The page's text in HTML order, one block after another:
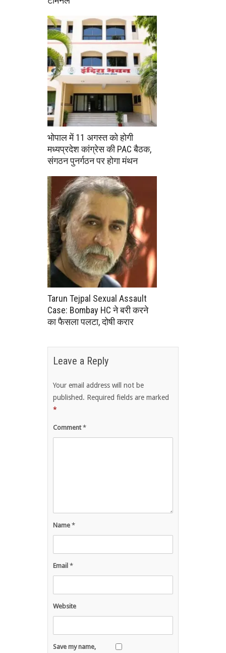
भोपाल में 11 अगस्त को होगी
मध्यप्रदेश कांग्रेस की PAC बैठक,
संगठन पुनर्गठन पर होगा मंथन
Tarun Tejpal Sexual Assault
Case: Bombay HC ने बरी करने
का फैसला पलटा, दोषी करार
Leave a Reply
Your email address will not be
published. Required fields are marked
*
Comment*
Name *
Email *
Website
Save my name,